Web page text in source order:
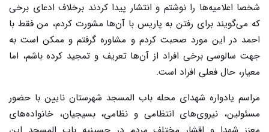
شخصا اعلامیه‌ها را نوشتم و انتشار پیدا کردند برخلاف ادعای برخی
که می‌گویند برای رفتن به پاریس با آن‌ها مشورت کردم، من فقط با
احمد در این مورد صحبت کردم و مشاوره گرفتم و ممکن است به
جهت سالوسی برخی افراد از آن‌ها تعریف و تمجید کرده باشم، اما
معیار، حال فعلی افراد است.
مراسم یادواره شهدای محله باب المسجد شهرستان نایین با حضور
مسئولین، نیروی‌های انتظامی و نظامی، بسیجیان، خانواده‌های